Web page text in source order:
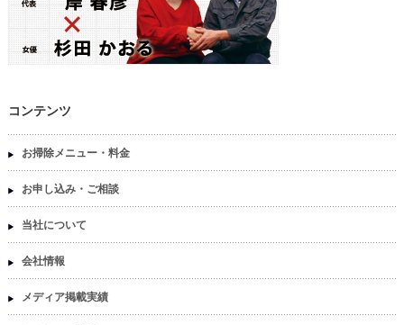
コンテンツ
お掃除メニュー・料金
お申し込み・ご相談
当社について
会社情報
メディア掲載実績